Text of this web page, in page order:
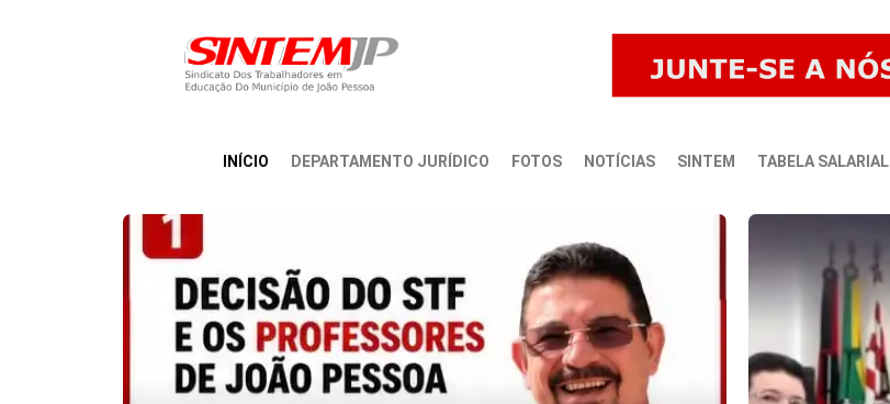
INÍCIO DEPARTAMENTO JURÍDICO FOTOS NOTÍCIAS SINTEM TABELA SALARIAL